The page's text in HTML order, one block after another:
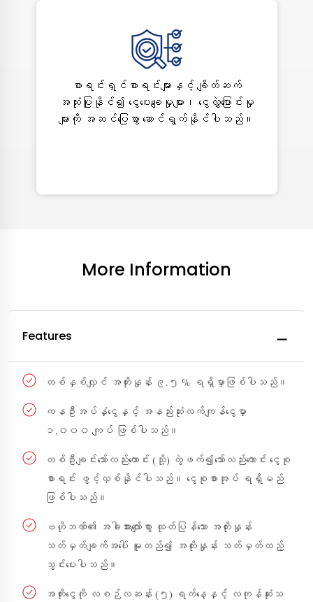
စာရင်းရှင်စာရင်းများနှင့် ချိတ်ဆက်
အသုံးပြုနိုင်၍ ငွေပေးချေမှုများ၊ ငွေလွှဲပြောင်းမှု
များကို အဆင်ပြေစွာ ဆောင်ရွက်နိုင်ပါသည်။
More Information
Features
တစ်နှစ်လျှင် အတိုးနှုန်း ၉.၅ % ရရှိမှာဖြစ်ပါသည်။
ကနဦးအပ်နှံငွေနှင့် အနည်းဆုံးလက်ကျန်ငွေမှာ
၁,၀၀၀ ကျပ် ဖြစ်ပါသည်။
တစ်ဦးချင်းသော်လည်းကောင်း (သို့) တွဲဖက်၍သော်လည်းကောင်း ငွေစု
စာရင်း ဖွင့်လှစ်နိုင်ပါသည်။ ငွေစုစာအုပ် ရရှိမည်
ဖြစ်ပါသည်။
ဗဟိုဘဏ်၏ အခါအားလျော်စွာ ထုတ်ပြန်သော အတိုးနှုန်း
သတ်မှတ်ချက်အပေါ် မူတည်၍ အတိုးနှုန်း သတ်မှတ်ထည့်
သွင်းပေးပါသည်။
အတိုးငွေကို လစဉ်လဆန်း (၅) ရက်နေ့နှင့် လကုန်ဆုံးသ